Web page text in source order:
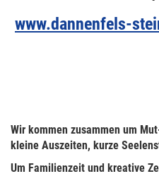
www.dannenfels-
Wir kommen zusammen um
kleine Auszeiten, kurze
Um Familienzeit und kreative